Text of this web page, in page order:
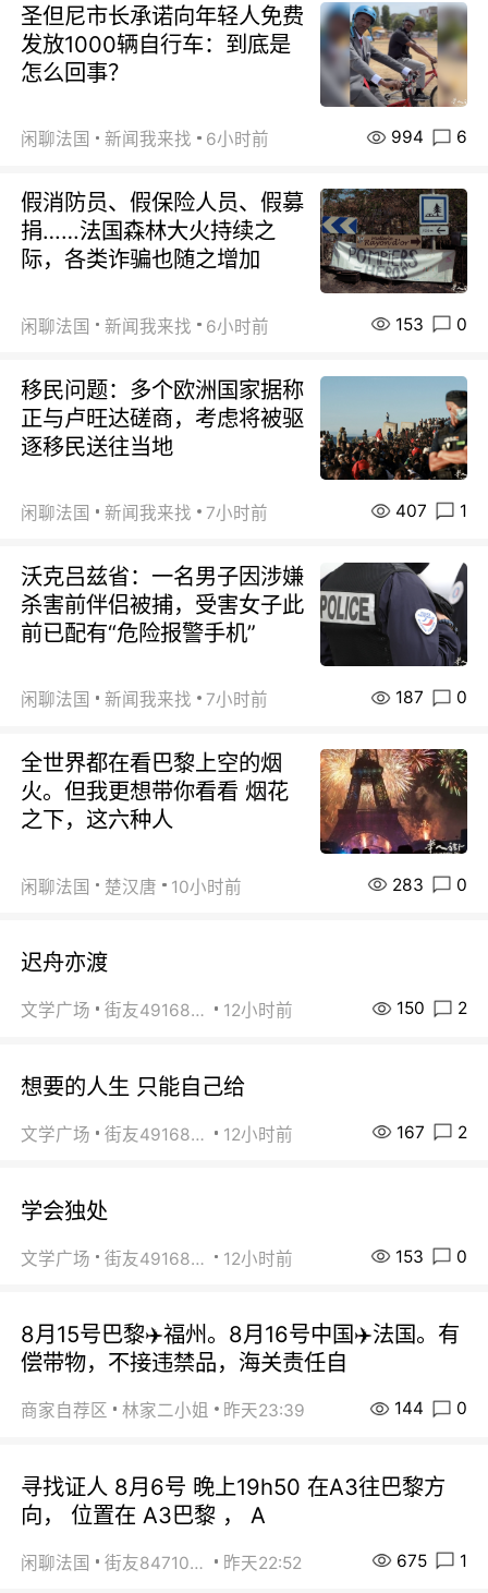
圣但尼市长承诺向年轻人免费
发放1000辆自行车：到底是
怎么回事？
闲聊法国 新闻我来找 6小时前 994 6
假消防员、假保险人员、假募
捐……法国森林大火持续之
际，各类诈骗也随之增加
闲聊法国 新闻我来找 6小时前 153 0
移民问题：多个欧洲国家据称
正与卢旺达磋商，考虑将被驱
逐移民送往当地
闲聊法国 新闻我来找 7小时前 407 1
沃克吕兹省：一名男子因涉嫌
杀害前伴侣被捕，受害女子此
前已配有“危险报警手机”
闲聊法国 新闻我来找 7小时前 187 0
全世界都在看巴黎上空的烟
火。但我更想带你看看 烟花
之下，这六种人
闲聊法国 楚汉唐 10小时前 283 0
迟舟亦渡
文学广场 街友49168527 12小时前 150 2
想要的人生 只能自己给
文学广场 街友49168527 12小时前 167 2
学会独处
文学广场 街友49168527 12小时前 153 0
8月15号巴黎✈️福州。8月16号中国✈️法国。有
偿带物，不接违禁品，海关责任自
商家自荐区 林家二小姐 昨天23:39 144 0
寻找证人 8月6号 晚上19h50 在A3往巴黎方
向， 位置在 A3巴黎 ， A
闲聊法国 街友84710671 昨天22:52 675 1